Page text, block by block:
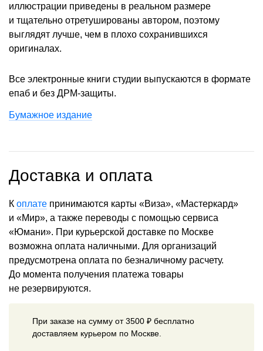
иллюстрации приведены в реальном размере
и тщательно отретушированы автором, поэтому
выглядят лучше, чем в плохо сохранившихся
оригиналах.
Все электронные книги студии выпускаются в формате
епаб и без ДРМ-защиты.
Бумажное издание
Доставка и оплата
К оплате принимаются карты «Виза», «Мастеркард»
и «Мир», а также переводы с помощью сервиса
«Юмани». При курьерской доставке по Москве
возможна оплата наличными. Для организаций
предусмотрена оплата по безналичному расчету.
До момента получения платежа товары
не резервируются.
При заказе на сумму от 3500 ₽ бесплатно
доставляем курьером по Москве.